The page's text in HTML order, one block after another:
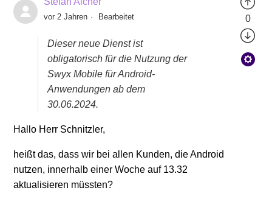
vor 2 Jahren Bearbeitet
Dieser neue Dienst ist
obligatorisch für die Nutzung der
Swyx Mobile für Android-
Anwendungen ab dem
30.06.2024.
Hallo Herr Schnitzler,
heißt das, dass wir bei allen Kunden, die Android
nutzen, innerhalb einer Woche auf 13.32
aktualisieren müssten?
0